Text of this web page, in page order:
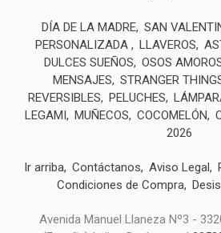
DÍA DE LA MADRE SAN
PERSONALIZADA
LLAVEROS
DULCES SUEÑOS
OSOS
MENSAJES
STRANGER
REVERSIBLES
PELUCHES
LEGAMI
MUÑECOS COCOMELÓN
2026
Ir arriba Contáctanos Aviso Legal
Condiciones de Compra
Avenida Manuel Llaneza Nº3 -